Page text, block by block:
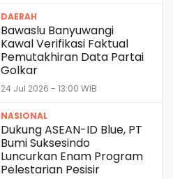
DAERAH
Bawaslu Banyuwangi
Kawal Verifikasi Faktual
Pemutakhiran Data Partai
Golkar
24 Jul 2026 - 13:00 WIB
NASIONAL
Dukung ASEAN-ID Blue, PT
Bumi Suksesindo
Luncurkan Enam Program
Pelestarian Pesisir